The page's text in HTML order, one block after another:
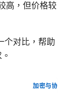
高，但价格较
个对比，帮助
加密与协议